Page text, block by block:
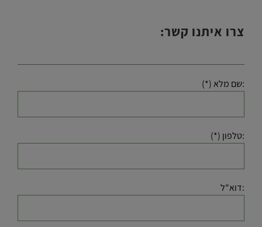
צרו איתנו קשר:
:שם מלא (*)
:טלפון (*)
:דוא"ל